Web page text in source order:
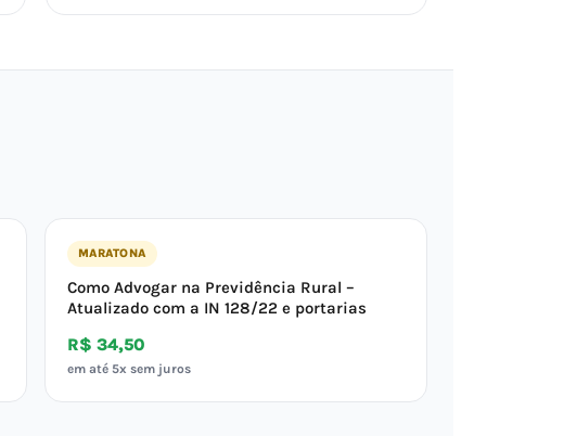
MARATONA
Como Advogar na Previdência Rural –
Atualizado com a IN 128/22 e portarias
R$ 34,50
em até 5x sem juros